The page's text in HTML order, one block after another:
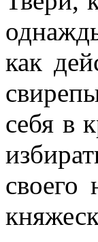
как
себя в
своего